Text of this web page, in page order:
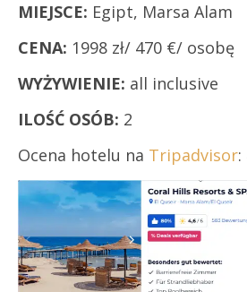
MIEJSCE: Egipt, Marsa Alam
CENA: 1998 zł/ 470 €/ osobę
WYŻYWIENIE: all inclusive
ILOŚĆ OSÓB: 2
Ocena hotelu na Tripadvisor: